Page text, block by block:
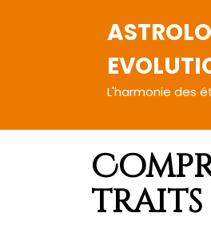
L'harmonie des
traits